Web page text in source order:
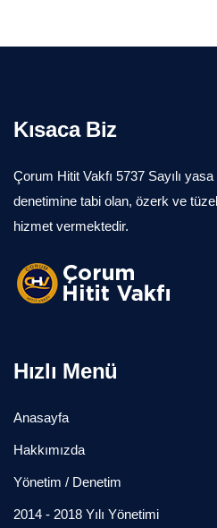
Kısaca Biz
Çorum Hitit Vakfı 5737 Sayılı
denetimine tabi olan, özerk ve
hizmet vermektedir.
Hızlı Menü
Anasayfa
Hakkımızda
Yönetim / Denetim
2014 - 2018 Yılı Yönetimi